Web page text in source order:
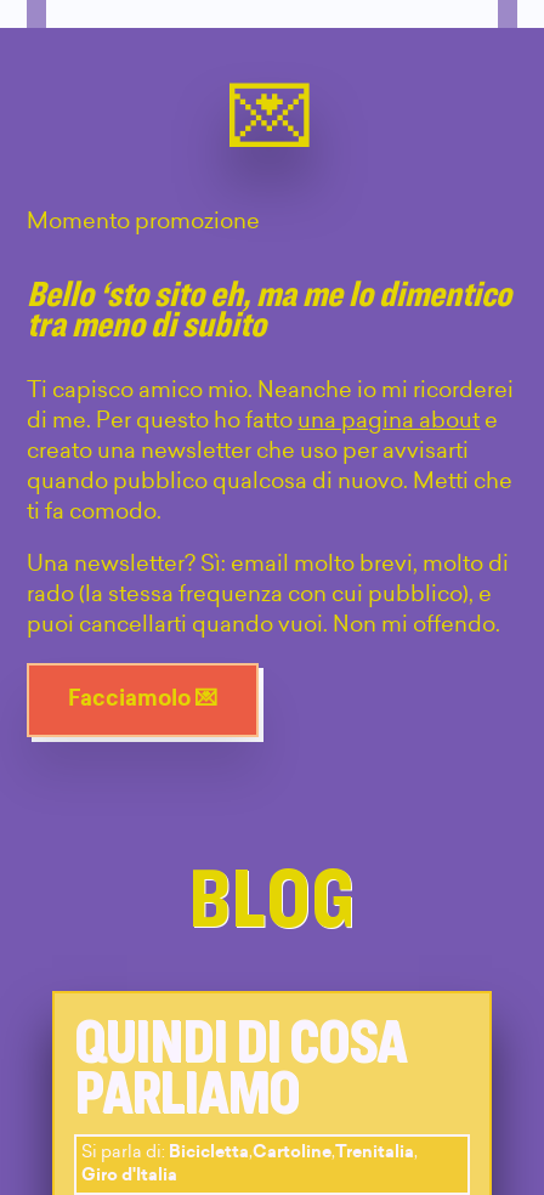
Momento promozione
Bello ‘sto sito eh, ma me lo dimentico
tra meno di subito
Ti capisco amico mio. Neanche io mi ricorderei
di me. Per questo ho fatto una pagina about e
creato una newsletter che uso per avvisarti
quando pubblico qualcosa di nuovo. Metti che
ti fa comodo.
Una newsletter? Sì: email molto brevi, molto di
rado (la stessa frequenza con cui pubblico), e
puoi cancellarti quando vuoi. Non mi offendo.
Facciamolo 💌
BLOG
QUINDI DI COSA
PARLIAMO
Si parla di: Bicicletta,Cartoline,Trenitalia,
Giro d'Italia